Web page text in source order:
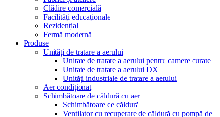
Clădire comercială
Facilități educaționale
Rezidențial
Fermă modernă
Produse
Unități de tratare a aerului
Unitate de tratare a aerului pentru camere curate
Unitate de tratare a aerului DX
Unități industriale de tratare a aerului
Aer condiționat
Schimbătoare de căldură cu aer
Schimbătoare de căldură
Ventilator cu recuperare de căldură cu pompă de